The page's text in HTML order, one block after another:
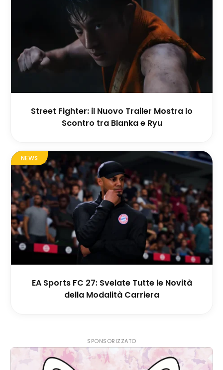
Street Fighter: il Nuovo Trailer Mostra lo
Scontro tra Blanka e Ryu
NEWS
EA Sports FC 27: Svelate Tutte le Novità
della Modalità Carriera
SPONSORIZZATO